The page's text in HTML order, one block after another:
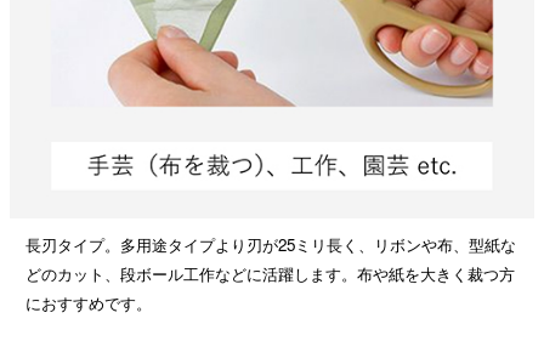
長刃タイプ。多用途タイプより刃が25ミリ長く、リボンや布、型紙な
どのカット、段ボール工作などに活躍します。布や紙を大きく裁つ方
におすすめです。